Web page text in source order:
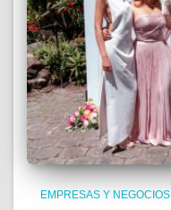
EMPRESAS Y NEGOCIOS